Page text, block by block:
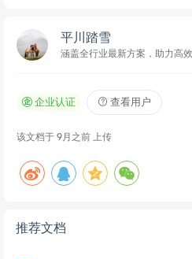
平川踏雪
涵盖全行业最新方案，助力高效
企业认证 查看用户
该文档于 9月之前 上传
推荐文档